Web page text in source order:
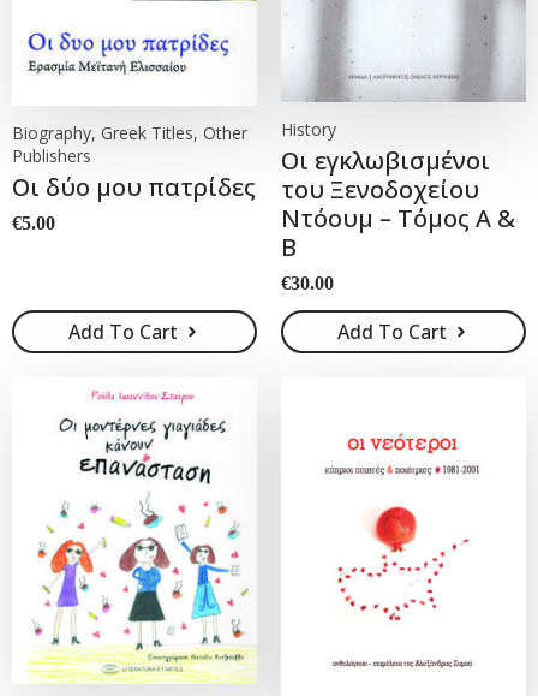
Biography, Greek Titles, Other
Publishers
Οι δύο μου πατρίδες
€5.00
Add To Cart
History
Οι εγκλωβισμένοι
του Ξενοδοχείου
Ντόουμ – Τόμος Α &
Β
€30.00
Add To Cart